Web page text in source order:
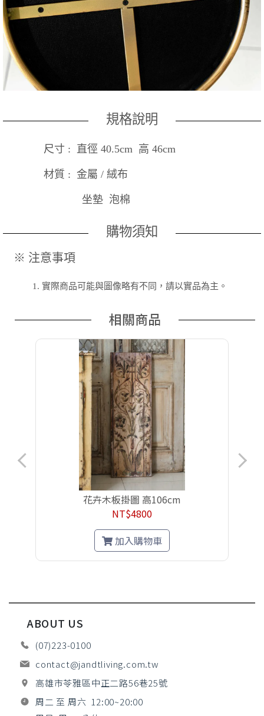
規格說明
尺寸 : 直徑 40.5cm 高 46cm
材質 : 金屬 / 絨布
坐墊 泡棉
購物須知
※ 注意事項
1. 實際商品可能與圖像略有不同，請以實品為主。
相關商品
花卉木板掛圖 高106cm
NT$4800
加入購物車
ABOUT US
(07)223-0100
contact@jandtliving.com.tw
高雄市苓雅區中正二路56巷25號
周二 至 周六 12:00~20:00